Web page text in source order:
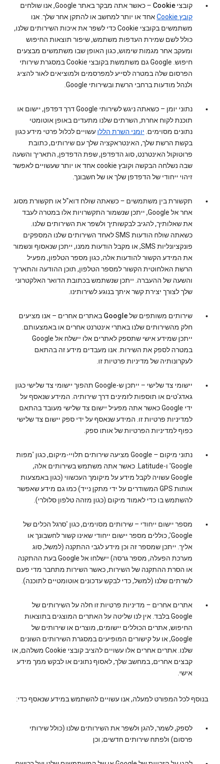
קובצי Cookie‏
– כאשר אתה מבקר באתר Google, אנו שולחים
קובץ Cookie‏‏
אחד או יותר למחשב או להתקן אחר שלך. אנו
משתמשים בקובצי Cookie כדי לשפר את איכות השירותים שלנו,
כולל לשם שמירת העדפות משתמש, שיפור תוצאות החיפוש
ומעקב אחר מגמות שימוש, כגון האופן שבו משתמשים מבצעים
חיפוש. Google גם משתמשת בקובצי Cookie במסגרת שירותי
הפרסום שלה במטרה לסייע למפרסמים ולמוציאים לאור להציג
ולנהל מודעות ברחבי הרשת ובשירותי Google.
נתוני יומן
– כשאתה ניגש לשירותי Google דרך דפדפן, יישום או
תוכנת לקוח אחרת, השרתים שלנו מתעדים באופן אוטומטי
נתונים מסוימים. יומני השרת הללו עשויים לכלול פרטי מידע כגון
בקשת הרשת שלך, האינטראקציה שלך עם שירותים, כתובת
פרוטוקול האינטרנט, סוג הדפדפן, שפת הדפדפן, התאריך והשעה
שבה נשלחה הבקשה וקובץ cookie אחד או יותר שעשויים לאפשר
זיהוי ייחודי של הדפדפן שלך או של חשבונך.
תקשורת בין משתמשים – כשאתה שולח דוא"ל או תקשורת מסוג
אחר אל Google, ייתכן שנשמור התקשרויות אלו במטרה לעבד
את שאלותיך, להגיב לבקשותיך ולשפר את השירותים שלנו.
כשאתה שולח הודעות SMS לאחד השירותים שלנו המספקים
פונקציונליות SMS, או מקבל הודעות ממנו, ייתכן שנאסוף ונשמור
את המידע הקשור להודעות אלה, כגון מספר הטלפון, מפעיל
הרשת האלחוטית הקשור למספר הטלפון, תוכן ההודעה והתאריך
והשעה של ההעברה. ייתכן שנשתמש בכתובת הדואר האלקטרוני
שלך לצורך יצירת קשר איתך בנוגע לשירותינו.
שירותים משותפים של Google באתרים אחרים
– אנו מציעים
חלק מהשירותים שלנו באתרי אינטרנט אחרים או באמצעותם.
ייתכן שמידע אישי שתספק לאתרים אלו יישלח אל Google
במטרה לספק את השירות. אנו מעבדים מידע זה בהתאם
לעקרונותיה של מדיניות פרטיות זו.
יישומי צד שלישי
– ייתכן ש-Google תהפוך יישומי צד שלישי כגון
גאדג'טים או תוספות לזמינים דרך שירותיה. המידע שנאסף על
ידי Google כאשר אתה מפעיל יישום צד שלישי מעובד בהתאם
למדיניות פרטיות זו. המידע שנאסף על ידי ספק יישום צד שלישי
כפוף למדיניות הפרטיות של אותו ספק.
נתוני מיקום
– Google מציעה שירותים תלויי-מיקום, כגון 'מפות
Google' ו-Latitude. כאשר אתה משתמש בשירותים אלה,
Google עשויה לקבל מידע על מיקומך העכשווי (כגון באמצעות
אותות GPS המשודרים על ידי מתקן נייד) כמו גם מידע שאפשר
להשתמש בו כדי לאמוד מיקום (כגון מזהה טלפון סלולרי).
מספר יישום ייחודי – שירותים מסוימים, כגון 'סרגל הכלים של
Google', כוללים מספר יישום ייחודי שאינו קשור לחשבונך או
אליך. ייתכן שמספר זה וכן מידע לגבי ההתקנה (למשל, סוג
מערכת הפעלה, מספר גרסה) יישלחו אל Google בעת ההתקנה
או הסרת ההתקנה של השירות, כאשר השירות מתחבר מדי פעם
לשרתים שלנו (למשל, כדי לבקש עדכונים אוטומטיים לתוכנה).
אתרים אחרים – מדיניות פרטיות זו חלה על השירותים של
Google בלבד. אין לנו שליטה על האתרים המוצגים בתוצאות
החיפוש, אתרים הכוללים יישומים, מוצרים או שירותים של
Google, או על קישורים המופיעים במסגרת השירותים השונים
שלנו. אתרים אחרים אלו עשויים להציב קובצי Cookie משלהם, או
קבצים אחרים, במחשב שלך, לאסוף נתונים או לבקש ממך מידע
אישי.
בנוסף לכל המפורט למעלה, אנו עשויים להשתמש במידע שנאסף כדי:
לספק, לשמר, להגן ולשפר את השירותים שלנו (כולל שירותי
פרסום) ולפתח שירותים חדשים; וכן